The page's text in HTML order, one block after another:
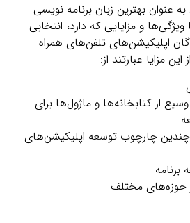
عنوان بهترین زبان برنامه نویسی
و مزایایی که دارد، انتخابی
اپلیکیشن‌های تلفن‌های همراه
مزایا عبارتند از:
از کتابخانه‌ها و ماژول‌ها برای
چندین چارچوب توسعه اپلیکیشن‌های
حوزه‌های مختلف